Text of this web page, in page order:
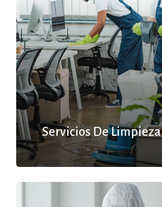
Servicios De Limpieza